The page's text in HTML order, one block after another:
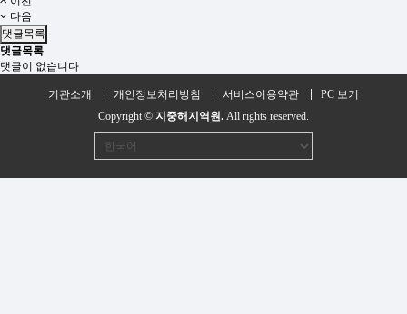
다음
댓글목록
댓글목록
댓글이 없습니다
기관소개 개인정보처리방침 서비스이용약관
PC 보기
Copyright © 지중해지역원. All rights reserved.